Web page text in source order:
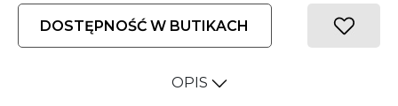
DOSTĘPNOŚĆ W BUTIKACH
OPIS